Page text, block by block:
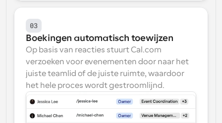
03
Boekingen automatisch toewijzen
Op basis van reacties stuurt Cal.com
verzoeken voor evenementen door naar het
juiste teamlid of de juiste ruimte, waardoor
het hele proces wordt gestroomlijnd.